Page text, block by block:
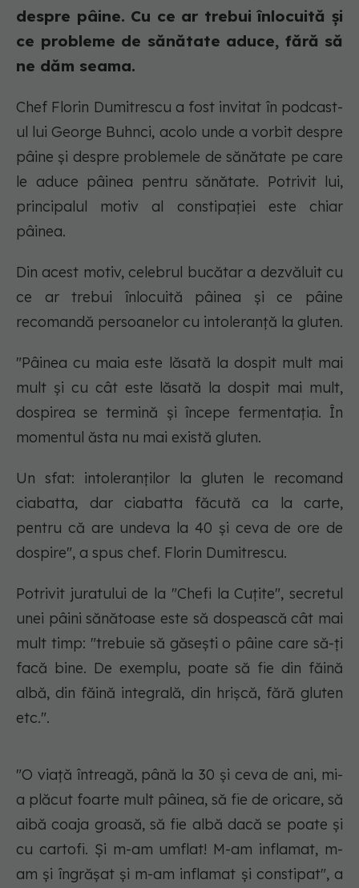
despre pâine. Cu ce ar trebui înlocuită și
ce probleme de sănătate aduce, fără să
ne dăm seama.
Chef Florin Dumitrescu a fost invitat în podcast-
ul lui George Buhnci, acolo unde a vorbit despre
pâine și despre problemele de sănătate pe care
le aduce pâinea pentru sănătate. Potrivit lui,
principalul motiv al constipației este chiar
pâinea.
Din acest motiv, celebrul bucătar a dezvăluit cu
ce ar trebui înlocuită pâinea și ce pâine
recomandă persoanelor cu intoleranță la gluten.
"Pâinea cu maia este lăsată la dospit mult mai
mult și cu cât este lăsată la dospit mai mult,
dospirea se termină și începe fermentația. În
momentul ăsta nu mai există gluten.
Un sfat: intoleranților la gluten le recomand
ciabatta, dar ciabatta făcută ca la carte,
pentru că are undeva la 40 și ceva de ore de
dospire", a spus chef. Florin Dumitrescu.
Potrivit juratului de la "Chefi la Cuțite", secretul
unei pâini sănătoase este să dospească cât mai
mult timp: "trebuie să găsești o pâine care să-ți
facă bine. De exemplu, poate să fie din făină
albă, din făină integrală, din hrișcă, fără gluten
etc.".
"O viață întreagă, până la 30 și ceva de ani, mi-
a plăcut foarte mult pâinea, să fie de oricare, să
aibă coaja groasă, să fie albă dacă se poate și
cu cartofi. Și m-am umflat! M-am inflamat, m-
am și îngrășat și m-am inflamat și constipat", a